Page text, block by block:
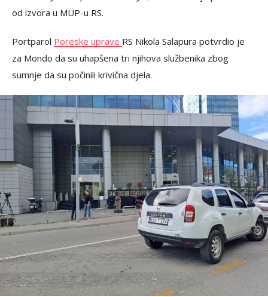
od izvora u MUP-u RS.
Portparol Poreske uprave RS Nikola Salapura potvrdio je
za Mondo da su uhapšena tri njihova službenika zbog
sumnje da su počinili krivična djela.